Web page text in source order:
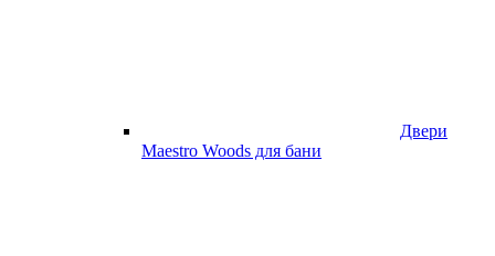
Двери
Maestro Woods для бани